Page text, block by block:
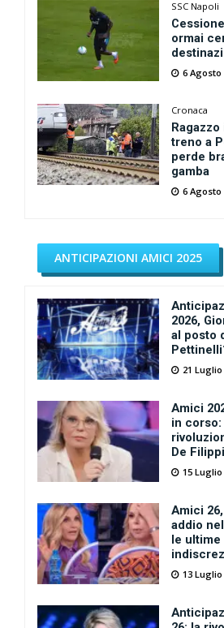
SSC Napoli
ormai
6 Agosto
Cronaca
treno a
perde
gamba
6 Agosto
ANTICIPAZIONI AMICI 2025
2026,
al posto
21 Luglio
Amici
in corso:
De Filippi
15 Luglio
Amici
addio
le ultime
13 Luglio